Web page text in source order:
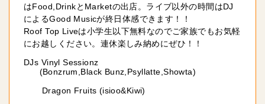
はFood,DrinkとMarketの出店。ライブ以外の時間はDJ
によるGood Musicが終日体感できます！！
Roof Top Liveは小学生以下無料なのでご家族でもお気軽
にお越しください。連休楽しみ納めにぜひ！！
DJs Vinyl Sessionz
(Bonzrum,Black Bunz,Psyllatte,Showta)
Dragon Fruits (isioo&Kiwi)